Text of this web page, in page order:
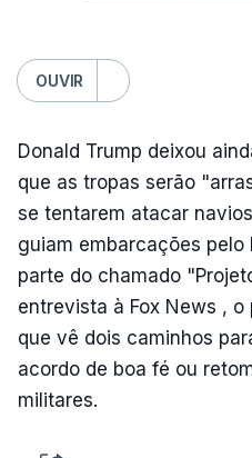
OUVIR
Donald Trump deixou
que as tropas serão
se tentarem atacar
guiam embarcações
parte do chamado
entrevista à Fox News , o
que vê dois caminhos
acordo de boa fé ou
militares.